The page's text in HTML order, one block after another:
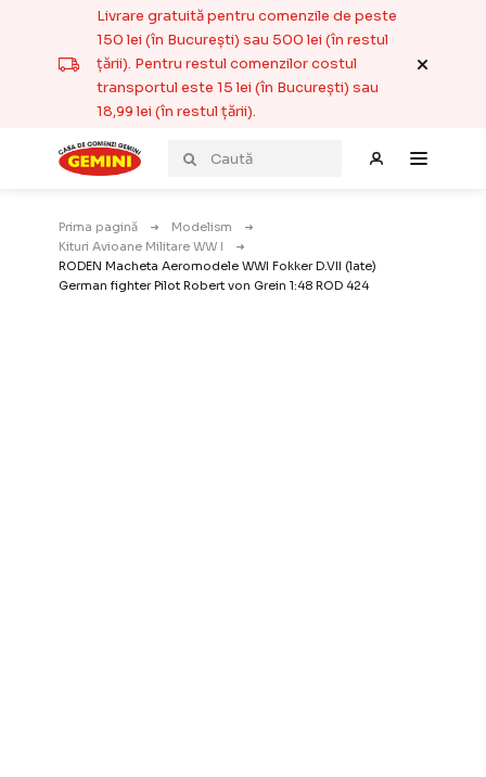
Livrare gratuită pentru comenzile de peste
150 lei (în București) sau 500 lei (în restul
țării). Pentru restul comenzilor costul
transportul este 15 lei (în București) sau
18,99 lei (în restul țării).
Prima pagină
Modelism
Kituri Avioane Militare WW I
RODEN Macheta Aeromodele WWI Fokker D.VII (late)
German fighter Pilot Robert von Grein 1:48 ROD 424